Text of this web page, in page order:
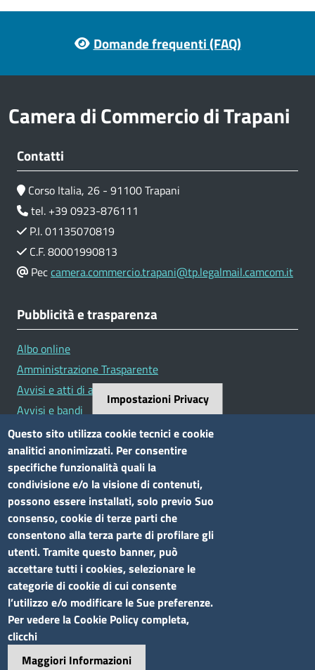
Domande frequenti (FAQ)
Camera di Commercio di Trapani
Contatti
Corso Italia, 26 - 91100 Trapani
tel. +39 0923-876111
P.I. 01135070819
C.F. 80001990813
Peccamera.commercio.trapani@tp.legalmail.camcom.it
Pubblicità e trasparenza
Albo online
Amministrazione Trasparente
Avvisi e atti di altre Amministrazioni
Avvisi e bandi
Bandi di concorso
Siti tematici
Elenco siti tematici
Seguici su
Sito web
Accesso riservato
Mappa del sito
Impostazioni Privacy
Questo sito utilizza cookie tecnici e cookie
analitici anonimizzati. Per consentire
specifiche funzionalità quali la
condivisione e/o la visione di contenuti,
possono essere installati, solo previo Suo
consenso, cookie di terze parti che
consentono alla terza parte di profilare gli
utenti. Tramite questo banner, può
accettare tutti i cookies, selezionare le
categorie di cookie di cui consente
l’utilizzo e/o modificare le Sue preferenze.
Per vedere la Cookie Policy completa,
clicchi
Maggiori Informazioni